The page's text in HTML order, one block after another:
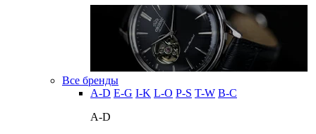
Все бренды
A-D E-G I-K L-O P-S T-W В-С
A-D